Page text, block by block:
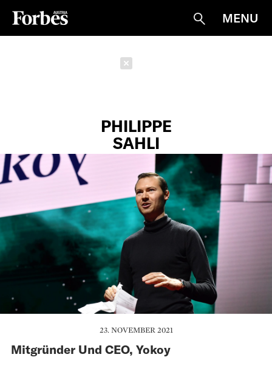
Suche
MENU
PHILIPPE
SAHLI
23. NOVEMBER 2021
Mitgründer Und CEO, Yokoy